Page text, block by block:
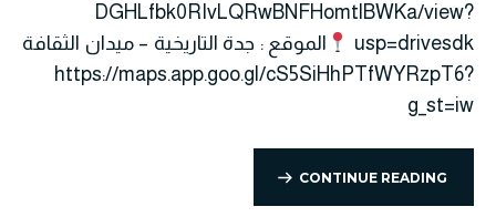
DGHLfbk0RIvLQRwBNFHomtlBWKa/view?
usp=drivesdk
الموقع : جدة التاريخية – ميدان الثقافة
https://maps.app.goo.gl/cS5SiHhPTfWYRzpT6?
g_st=iw
CONTINUE READING